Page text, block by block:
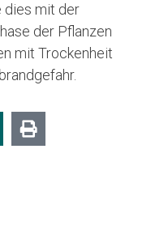
dies mit der
der Pflanzen
mit Trockenheit